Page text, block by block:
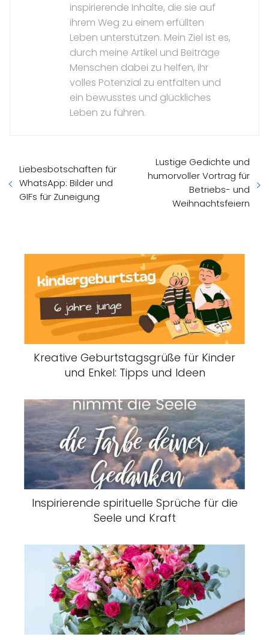
inspirierende Inhalte, die sie auf
ihrem Weg zu einem erfüllten
Leben unterstützen. Mein Ziel ist es,
durch meine Artikel und Beiträge
Menschen dabei zu helfen, ihr
volles Potenzial zu entfalten und
ein bewusstes und glückliches
Leben zu führen.
Liebesbotschaften für
WhatsApp: Bilder und
GIFs für Zuneigung
Lustige Gedichte und
humorvoller Vortrag für
Betriebs- und
Weihnachtsfeiern
Kreative Geburtstagsgrüße für Kinder
und Enkel: Tipps und Ideen
Inspirierende spirituelle Sprüche für die
Seele und Kraft